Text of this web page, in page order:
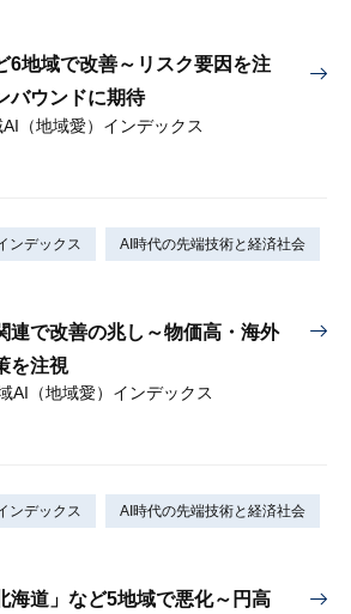
6地域で改善～リスク要因を注
バウンドに期待
（地域愛）インデックス
ンデックス AI時代の先端技術と経済社会
連で改善の兆し～物価高・海外
を注視
（地域愛）インデックス
ンデックス AI時代の先端技術と経済社会
海道」など5地域で悪化～円高